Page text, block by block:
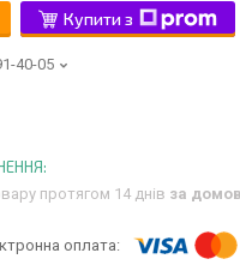
Купити з
40-05
протягом 14 днів за